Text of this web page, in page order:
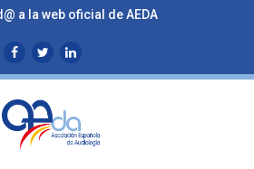
a la web oficial de AEDA